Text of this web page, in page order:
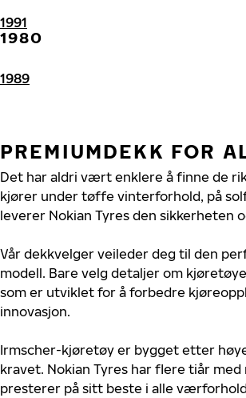
1991
1980
1989
PREMIUMDEKK FOR
Det har aldri vært enklere å finne de
kjører under tøffe vinterforhold, på
leverer Nokian Tyres den sikkerheten
Vår dekkvelger veileder deg til den
modell. Bare velg detaljer om
som er utviklet for å forbedre
innovasjon.
Irmscher-kjøretøy er bygget etter
kravet. Nokian Tyres har flere tiår
presterer på sitt beste i alle